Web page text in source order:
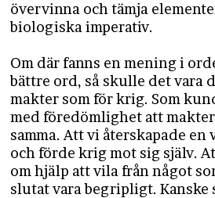
övervinna och tämja
biologiska imperativ.
Om där fanns en mening i
bättre ord, så skulle det vara
makter som för krig. Som
med föredömlighet att
samma. Att vi återskapade en
och förde krig mot sig själv.
om hjälp att vila från något
slutat vara begripligt.